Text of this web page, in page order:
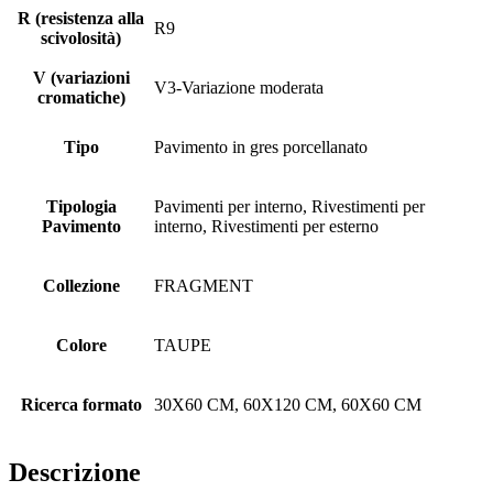
R (resistenza alla
scivolosità)
R9
V (variazioni
cromatiche)
V3-Variazione moderata
Tipo Pavimento in gres porcellanato
Tipologia
Pavimento
Pavimenti per interno, Rivestimenti per
interno, Rivestimenti per esterno
Collezione FRAGMENT
Colore TAUPE
Ricerca formato 30X60 CM, 60X120 CM, 60X60 CM
Descrizione